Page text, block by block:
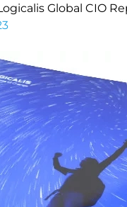
Global CIO